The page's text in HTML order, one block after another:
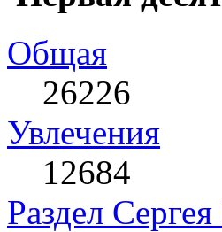
Общая
26226
Увлечения
12684
Раздел